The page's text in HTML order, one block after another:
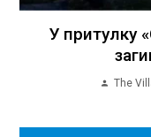
У притулку
The